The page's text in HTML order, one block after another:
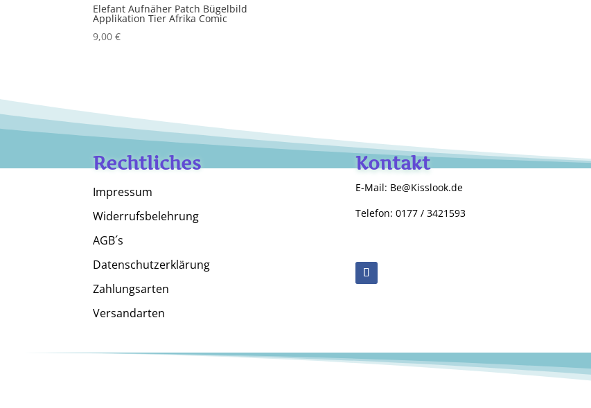
Elefant Aufnäher Patch Bügelbild
Applikation Tier Afrika Comic
9,00€
Rechtliches
Impressum
Widerrufsbelehrung
AGB´s
Datenschutzerklärung
Zahlungsarten
Versandarten
Kontakt
E-Mail: Be@Kisslook.de
Telefon: 0177 / 3421593